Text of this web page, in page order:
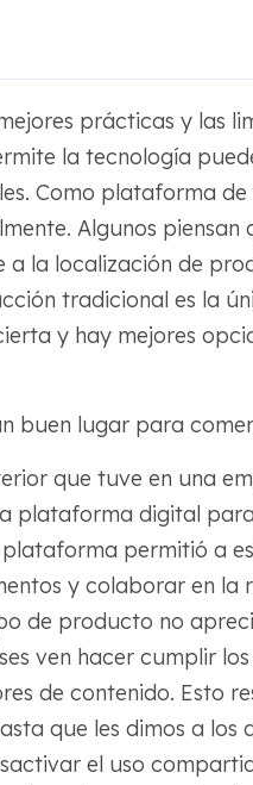
prácticas y las
la tecnología
Como plataforma
Algunos
la localización de
tradicional es la
y hay mejores
buen lugar para
que tuve en una
plataforma digital
permitió a
y colaborar en la
de producto no
ven hacer cumplir
de contenido. Esto
que les dimos a
el uso